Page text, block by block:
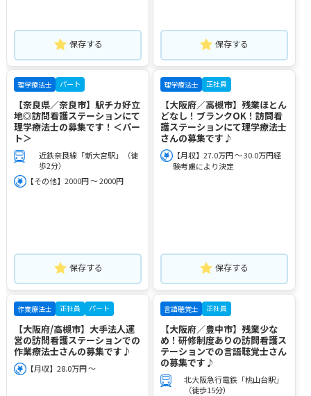
保存する 保存する
理学療法士 パート
【奈良県／奈良市】駅チカ好立
地◎訪問看護ステーションにて
理学療法士の募集です！＜パー
ト＞
近鉄奈良線「新大宮駅」（徒
歩2分）
【その他】2000円 ～ 2000円
保存する
理学療法士 正社員
【大阪府／高槻市】残業ほとん
どなし！ブランクOK！訪問看
護ステーションにて理学療法士
さんの募集です♪
【月収】27.0万円 ～ 30.0万円経
験考慮により決定
保存する
作業療法士 正社員 パート
【大阪府/高槻市】大手法人運
営の訪問看護ステーションでの
作業療法士さんの募集です♪
【月収】28.0万円 ～
言語聴覚士 正社員
【大阪府／豊中市】残業少な
め！研修制度ありの訪問看護ス
テーションでの言語聴覚士さん
の募集です♪
北大阪急行電鉄「桃山台駅」
（徒歩15分）